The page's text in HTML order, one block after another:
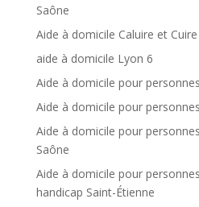
Saône
Aide à domicile Caluire et Cuire
aide à domicile Lyon 6
Aide à domicile pour
Aide à domicile pour
Aide à domicile pour
Saône
Aide à domicile pour
handicap Saint-Étienne